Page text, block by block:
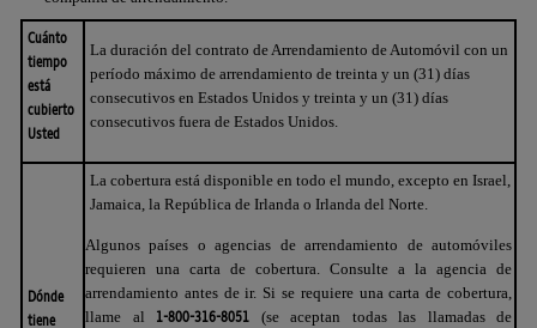
Cuánto
tiempo
está
cubierto
Usted
La duración del contrato de Arrendamiento de Automóvil con un
período máximo de arrendamiento de treinta y un (31) días
consecutivos en Estados Unidos y treinta y un (31) días
consecutivos fuera de Estados Unidos.
Dónde
tiene
La cobertura está disponible en todo el mundo, excepto en Israel,
Jamaica, la República de Irlanda o Irlanda del Norte.
Algunos países o agencias de arrendamiento de automóviles
requieren una carta de cobertura. Consulte a la agencia de
arrendamiento antes de ir. Si se requiere una carta de cobertura,
llame al 1-800-316-8051 (se aceptan todas las llamadas de